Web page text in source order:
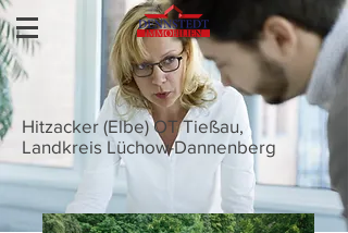
Hitzacker (Elbe) OT Tießau,
Landkreis Lüchow-Dannenberg